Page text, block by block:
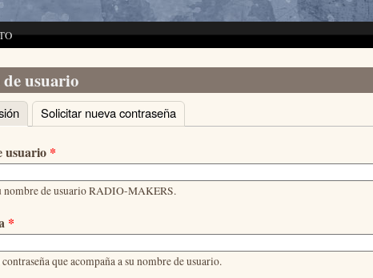
usuario
(solapa activa)
Solicitar nueva contraseña
usuario *
nombre de usuario RADIO-MAKERS.
*
que acompaña a su nombre de usuario.